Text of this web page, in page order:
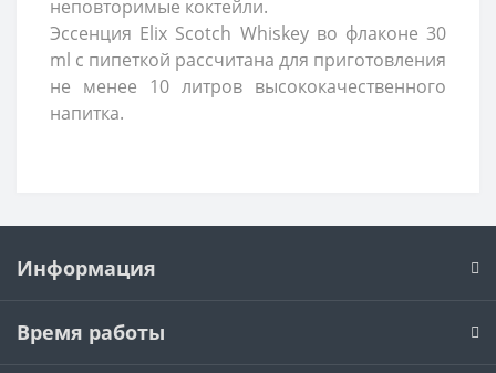
неповторимые коктейли.
Эссенция Elix Scotch Whiskey во флаконе 30
ml с пипеткой рассчитана для приготовления
не менее 10 литров высококачественного
напитка.
Информация
Время работы